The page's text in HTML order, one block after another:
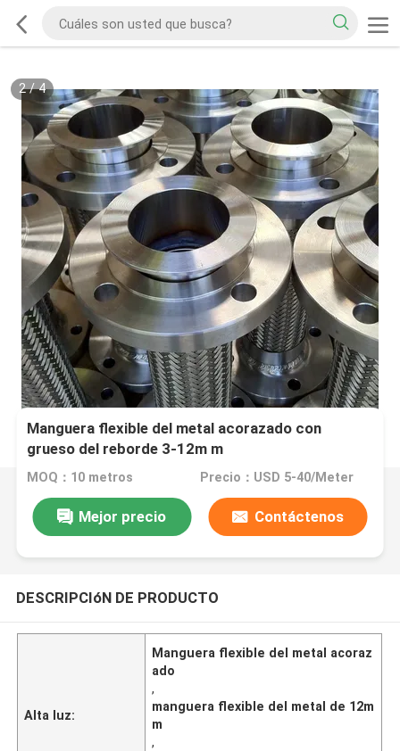
2/4
Manguera flexible del metal acorazado con
grueso del reborde 3-12m m
MOQ：10 metros Precio：USD 5-40/Meter
Mejor precio Contáctenos
DESCRIPCIóN DE PRODUCTO
Alta luz:
Manguera flexible del metal acoraz
ado
,
manguera flexible del metal de 12m
m
,